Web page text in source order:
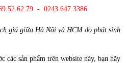
- 0243.647.3386
giá giữa Hà Nội và HCM do phát sinh
các sản phẩm trên website này, bạn hãy